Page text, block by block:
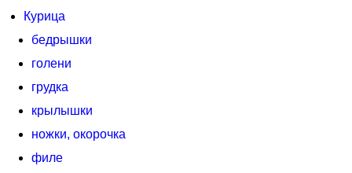
Курица
бедрышки
голени
грудка
крылышки
ножки, окорочка
филе